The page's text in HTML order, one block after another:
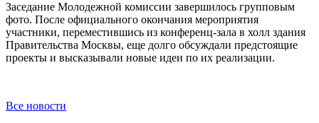
Заседание Молодежной комиссии завершилось групповым
фото. После официального окончания мероприятия
участники, переместившись из конференц-зала в холл здания
Правительства Москвы, еще долго обсуждали предстоящие
проекты и высказывали новые идеи по их реализации.
Все новости